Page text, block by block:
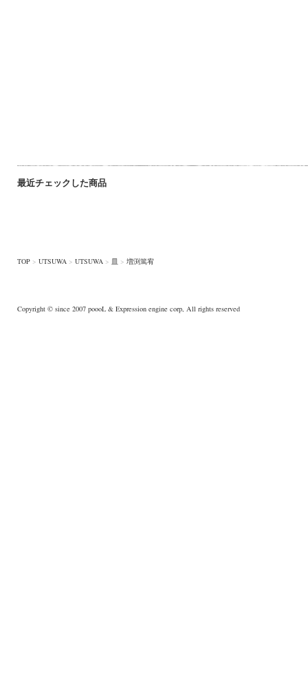
最近チェックした商品
TOP > UTSUWA > UTSUWA > 皿 > 増渕篤宥
Copyright © since 2007 poooL & Expression engine corp, All rights reserved